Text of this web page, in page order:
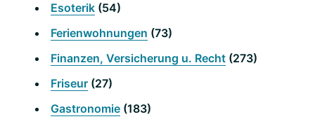
Esoterik (54)
Ferienwohnungen (73)
Finanzen, Versicherung u. Recht (273)
Friseur (27)
Gastronomie (183)